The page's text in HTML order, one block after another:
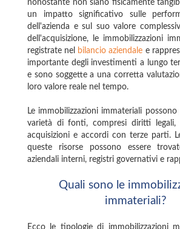
nonostante non siano fisicamente
un impatto significativo sulle
dell'azienda e sul suo valore
dell'acquisizione, le immobilizzazioni
registrate nel
bilancio aziendale e
importante degli investimenti a lungo
e sono soggette a una corretta
loro valore reale nel tempo.
Le immobilizzazioni immateriali
varietà di fonti, compresi diritti legali,
acquisizioni e accordi con terze parti.
queste risorse possono essere
aziendali interni, registri governativi e
Quali sono le
immateriali?
Ecco le tipologie di immobilizzazioni